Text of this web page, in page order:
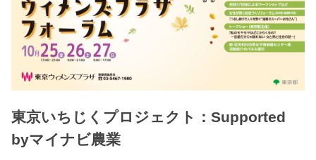
東京いちじくプロジェクト：Supported
byマイナビ農業